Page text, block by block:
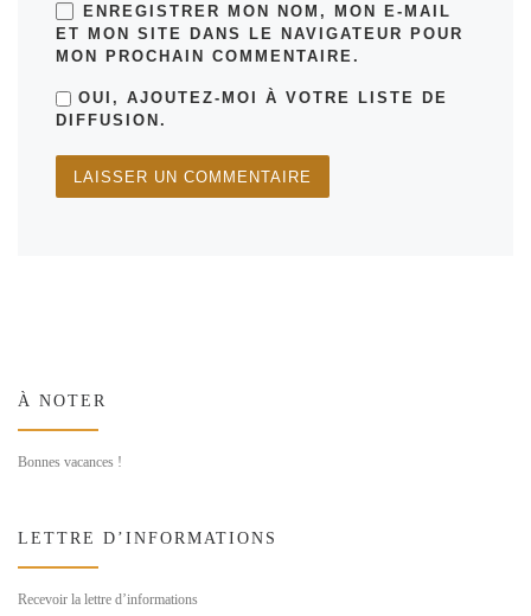
ENREGISTRER MON NOM, MON E-MAIL
ET MON SITE DANS LE NAVIGATEUR POUR
MON PROCHAIN COMMENTAIRE.
OUI, AJOUTEZ-MOI À VOTRE LISTE DE
DIFFUSION.
À NOTER
Bonnes vacances !
LETTRE D’INFORMATIONS
Recevoir la lettre d’informations